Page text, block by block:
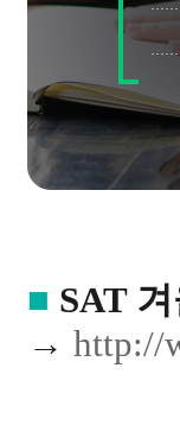
■ SAT
→ http://